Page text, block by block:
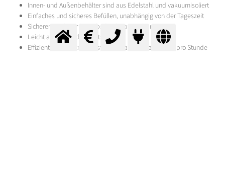
Innen- und Außenbehälter sind aus Edelstahl und vakuumisoliert
Einfaches und sicheres Befüllen, unabhängig von der Tageszeit
Sicherer, niedriger Betriebsdruck von 9,5 bar
Leicht abzulesende Inhaltsanzeige
Effizientes Gasentnahmesystem, das mehr als 2,5 kg pro Stunde